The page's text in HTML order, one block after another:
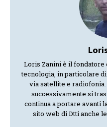
Loris Zanini è il fondatore
tecnologia, in particolare
via satellite e radiofonia.
successivamente si
continua a portare avanti
sito web di Dtti anche